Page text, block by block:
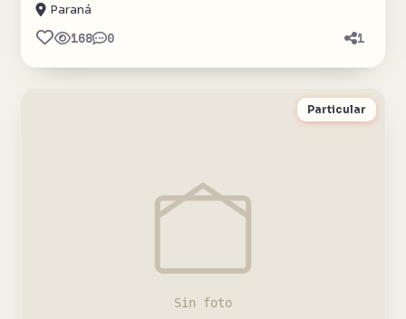
Paraná
168 0 1
Particular